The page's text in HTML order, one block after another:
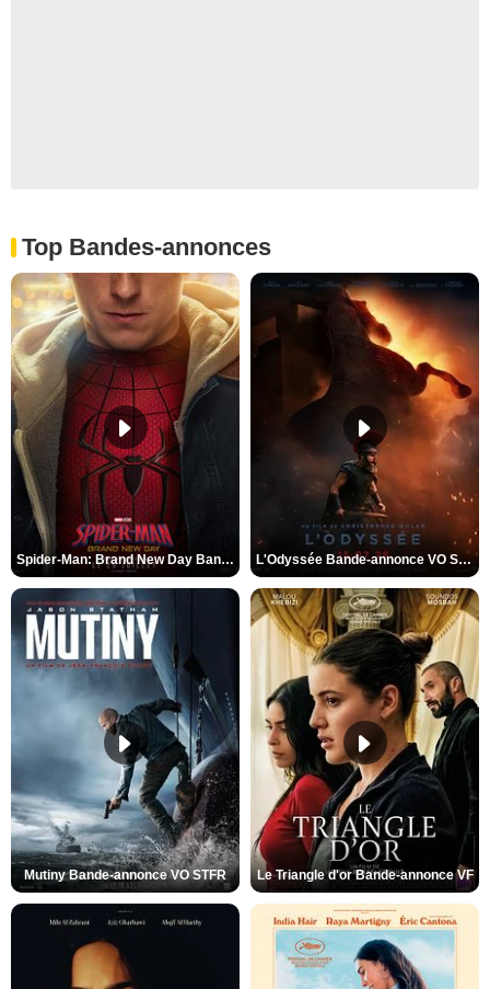
Top Bandes-annonces
Spider-Man: Brand New Day Bande-annonce VO STFR L'Odyssée Bande-annonce VO STFR
Mutiny Bande-annonce VO STFR Le Triangle d'or Bande-annonce VF